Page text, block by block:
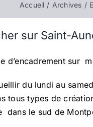
Accueil Archives
sur Saint-
d’encadrement sur
du lundi au
tous types de
le sud de